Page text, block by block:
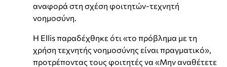
αναφορά στη σχέση φοιτητών-τεχνητή
νοημοσύνη.
Η Ellis παραδέχθηκε ότι «το πρόβλημα με τη
χρήση τεχνητής νοημοσύνης είναι πραγματικό»,
προτρέποντας τους φοιτητές να «Μην αναθέτετε